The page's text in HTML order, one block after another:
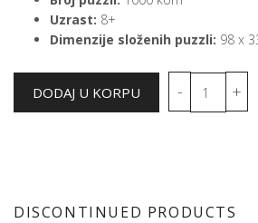
Uzrast: 8+
Dimenzije složenih puzzli: 98 x
DISCONTINUED PRODUCTS